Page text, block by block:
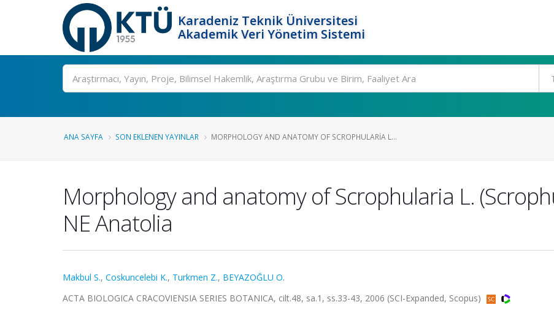
Karadeniz Teknik Üniversitesi
Akademik Veri Yönetim Sistemi
Ara
ANA SAYFA SON EKLENEN YAYINLAR MORPHOLOGY AND ANATOMY OF SCROPHULARIA L...
Morphology and anatomy of Scrophularia L.
NE Anatolia
Makbul S., Coskuncelebi K., Turkmen Z., BEYAZOĞLU O.
ACTA BIOLOGICA CRACOVIENSIA SERIES BOTANICA, cilt.48, sa.1, ss.33-43, 2006 (SCI-Expanded, Scopus)